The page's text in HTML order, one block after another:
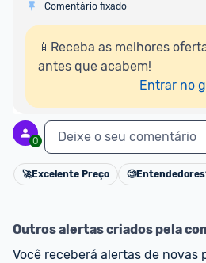
Comentário fixado
📱Receba as melhores
antes que acabem!
Entrar no
0 Deixe o seu comentário
🚀Excelente Preço 🧐
Outros alertas criados pela
Você receberá alertas de novas